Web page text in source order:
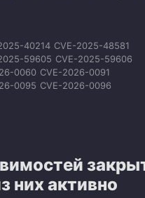
40214 CVE-2025-48581
59605 CVE-2025-59606
0060 CVE-2026-0091
0095 CVE-2026-0096
23790 CVE-2026-23791
25277
CVE-2026-28573
28578 CVE-2026-28580
них активно